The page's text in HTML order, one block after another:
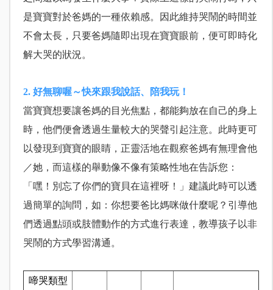
是寶寶對於爸媽的一種依賴感。因此維持哭鬧的時間並
不會太長，只要爸媽隨即出現在寶寶眼前，便可即時化
解大哭的狀況。
2. 好無聊喔～快來跟我說話、陪我玩！
當寶寶想要讓爸媽的目光焦點，都能夠放在自己的身上
時，他們便會透過生量較大的哭聲引起注意。此時更可
以發現到寶寶的眼睛，正靈活地在觀察爸媽有無理會他
／她，而這樣的舉動像不像有策略性地在告訴您：
「嘿！別忘了你們的寶貝在這裡呀！」建議此時可以透
過簡單的詢問，如：你想要爸比媽咪做什麼呢？引導他
們透過點頭或肢體動作的方式進行表達，教導孩子以非
哭鬧的方式學習溝通。
啼哭類型